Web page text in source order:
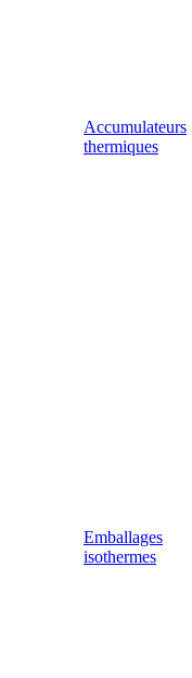
Accumulateurs
thermiques
Emballages
isothermes